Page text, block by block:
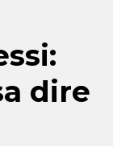
dire